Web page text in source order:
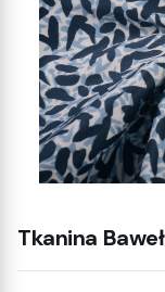
Tkanina